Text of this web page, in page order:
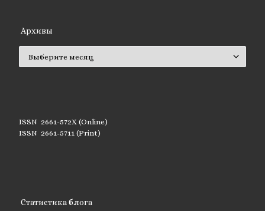
Архивы
ISSN 2661-572X (Online)
ISSN 2661-5711 (Print)
Статистика блога